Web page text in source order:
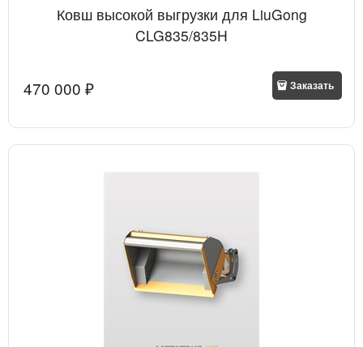
Ковш высокой выгрузки для LiuGong
CLG835/835H
470 000 ₽ Заказать